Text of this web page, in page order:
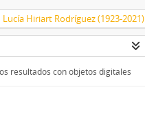
Lucía Hiriart Rodríguez (1923-2021)
resultados con objetos digitales